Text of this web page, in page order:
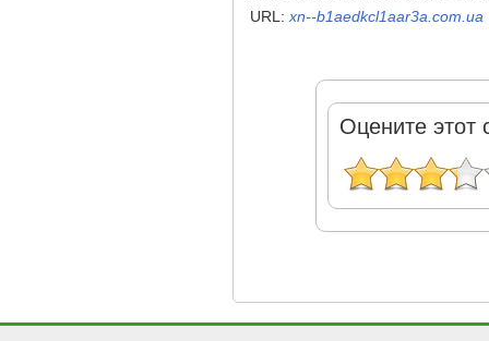
URL: xn--b1aedkcl1aar3a.com.ua
Оцените этот